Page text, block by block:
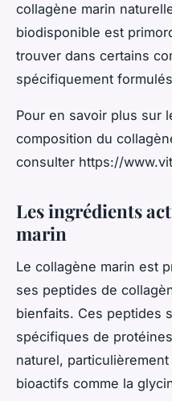
collagène marin
biodisponible est
trouver dans certains
spécifiquement
Pour en savoir plus sur
composition du
consulter https://
Les ingrédients
marin
Le collagène marin est
ses peptides de
bienfaits. Ces peptides
spécifiques de
naturel,
bioactifs comme la